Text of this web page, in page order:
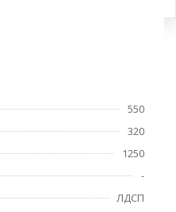
550
320
1250
-
ЛДСП